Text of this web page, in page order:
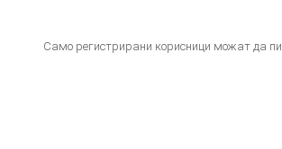
Само регистрирани корисници можат да